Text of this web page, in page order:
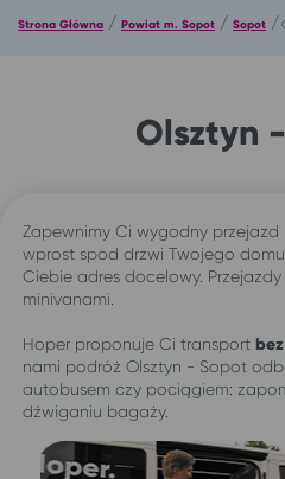
Strona Główna / Powiat m. Sopot / Sopot /
Olsztyn
Zapewnimy Ci wygodny przejazd
wprost spod drzwi Twojego
Ciebie adres docelowy.
minivanami.
Hoper proponuje Ci transport
nami podróż Olsztyn - Sopot
autobusem czy pociągiem:
dźwiganiu bagaży.